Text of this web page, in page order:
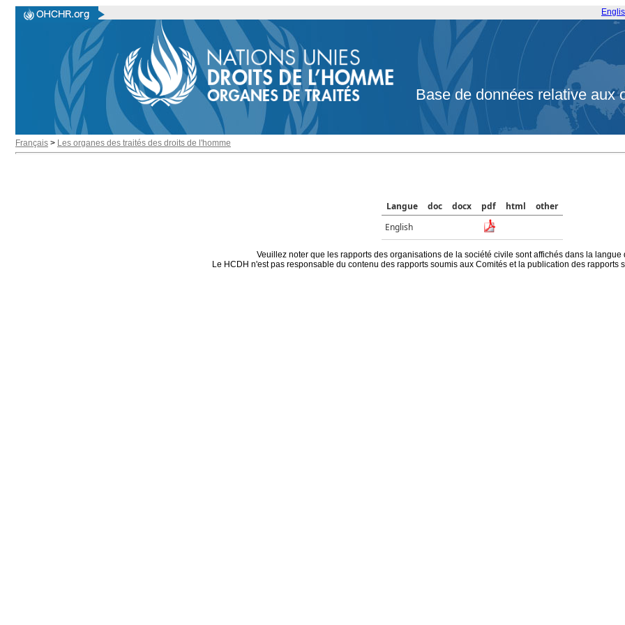
Base de données relative aux
Français > Les organes des traités des droits de l'homme
Langue doc docx pdf html
other
English
Veuillez noter que les rapports des organisations de la société civile sont affichés dans la langue
Le HCDH n'est pas responsable du contenu des rapports soumis aux Comités et la publication des rapports